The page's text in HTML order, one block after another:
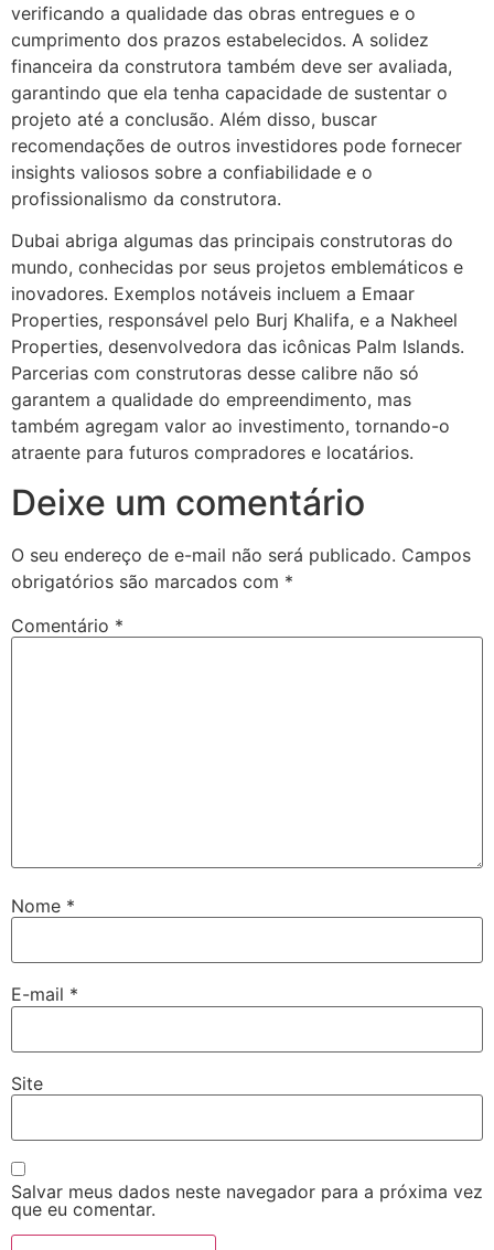
verificando a qualidade das obras entregues e o
cumprimento dos prazos estabelecidos. A solidez
financeira da construtora também deve ser avaliada,
garantindo que ela tenha capacidade de sustentar o
projeto até a conclusão. Além disso, buscar
recomendações de outros investidores pode fornecer
insights valiosos sobre a confiabilidade e o
profissionalismo da construtora.
Dubai abriga algumas das principais construtoras do
mundo, conhecidas por seus projetos emblemáticos e
inovadores. Exemplos notáveis incluem a Emaar
Properties, responsável pelo Burj Khalifa, e a Nakheel
Properties, desenvolvedora das icônicas Palm Islands.
Parcerias com construtoras desse calibre não só
garantem a qualidade do empreendimento, mas
também agregam valor ao investimento, tornando-o
atraente para futuros compradores e locatários.
Deixe um comentário
O seu endereço de e-mail não será publicado. Campos
obrigatórios são marcados com *
Comentário *
Nome *
E-mail *
Site
Salvar meus dados neste navegador para a próxima vez
que eu comentar.